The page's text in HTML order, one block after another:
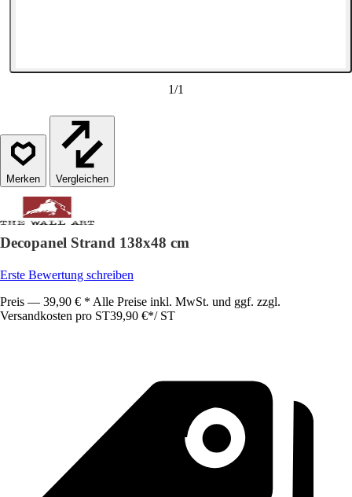
1/1
Vergleichen
Decopanel Strand 138x48 cm
Erste Bewertung schreiben
Preis — 39,90 € * Alle Preise inkl. MwSt. und ggf. zzgl.
Versandkosten pro ST39,90 €*/ ST